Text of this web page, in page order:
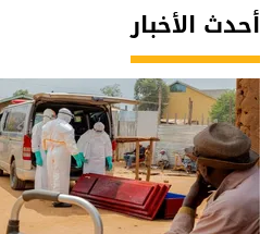
أحدث الأخبار